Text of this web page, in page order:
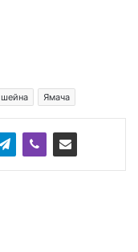
шейна Ямача